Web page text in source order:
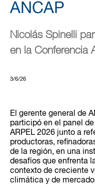
ANCAP
Nicolás Spinelli
en la Conferencia
3/6/26
El gerente general de
participó en el panel
ARPEL 2026 junto a
productoras,
de la región, en una
desafíos que enfrenta
contexto de creciente
climática y de